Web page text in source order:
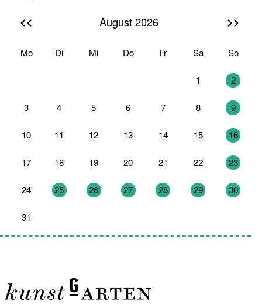
<< August 2026 >>
Mo Di Mi Do Fr Sa So
1 2
3 4 5 6 7 8 9
10 11 12 13 14 15 16
17 18 19 20 21 22 23
24 25 26 27 28 29 30
31